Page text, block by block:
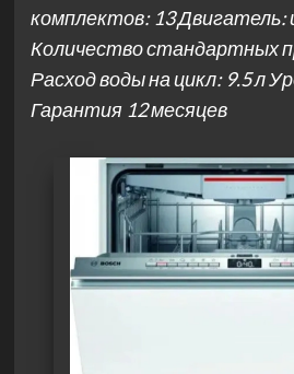
комплектов: 13
Количество стандартных
Расход воды на цикл: 9.5 л
Гарантия 12 месяцев